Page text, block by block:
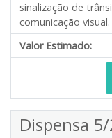
sinalização de
comunicação visual.
Valor Estimado: ---
Dispensa